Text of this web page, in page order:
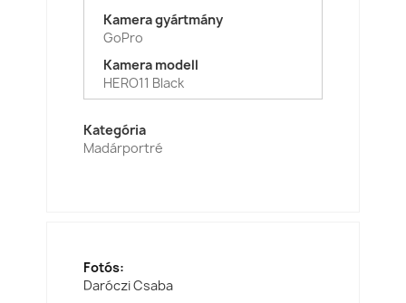
Kamera gyártmány
GoPro
Kamera modell
HERO11 Black
Kategória
Madárportré
Fotós:
Daróczi Csaba